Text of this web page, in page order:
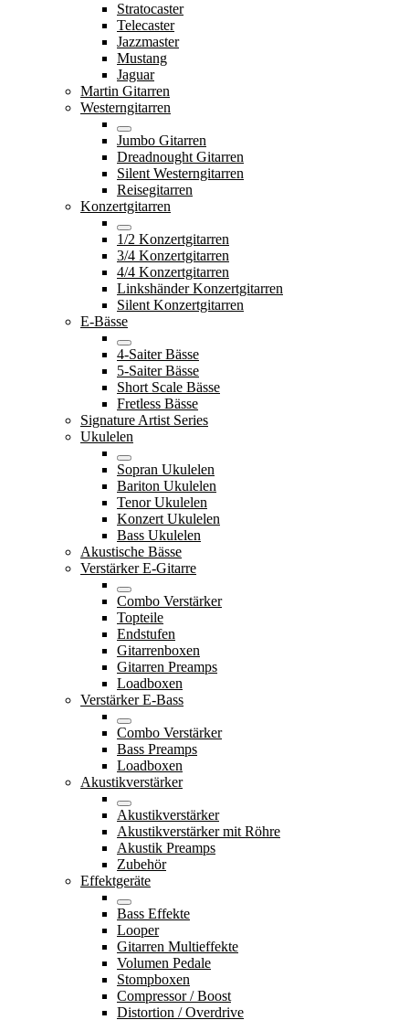
Stratocaster
Telecaster
Jazzmaster
Mustang
Jaguar
Martin Gitarren
Westerngitarren
Jumbo Gitarren
Dreadnought Gitarren
Silent Westerngitarren
Reisegitarren
Konzertgitarren
1/2 Konzertgitarren
3/4 Konzertgitarren
4/4 Konzertgitarren
Linkshänder Konzertgitarren
Silent Konzertgitarren
E-Bässe
4-Saiter Bässe
5-Saiter Bässe
Short Scale Bässe
Fretless Bässe
Signature Artist Series
Ukulelen
Sopran Ukulelen
Bariton Ukulelen
Tenor Ukulelen
Konzert Ukulelen
Bass Ukulelen
Akustische Bässe
Verstärker E-Gitarre
Combo Verstärker
Topteile
Endstufen
Gitarrenboxen
Gitarren Preamps
Loadboxen
Verstärker E-Bass
Combo Verstärker
Bass Preamps
Loadboxen
Akustikverstärker
Akustikverstärker
Akustikverstärker mit Röhre
Akustik Preamps
Zubehör
Effektgeräte
Bass Effekte
Looper
Gitarren Multieffekte
Volumen Pedale
Stompboxen
Compressor / Boost
Distortion / Overdrive